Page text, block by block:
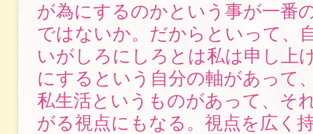
が為にするのかという事が一番
ではないか。だからといって、
いがしろにしろとは私は申し上
にするという自分の軸があって
私生活というものがあって、そ
がる視点にもなる。視点を広く